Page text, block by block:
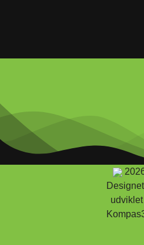
2026